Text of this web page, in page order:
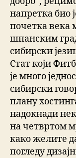
напретка био
почетка века
шпанским
сибирски
Стат који
је много
сибирски
плану
надокнади
на четвртом
како желите
погледу